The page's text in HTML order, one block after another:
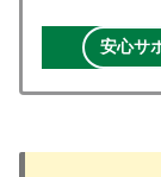
安心サ